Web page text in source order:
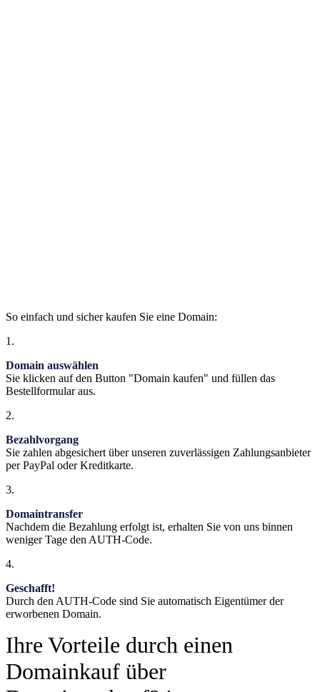
So einfach und sicher kaufen Sie eine Domain:
1.
Domain auswählen
Sie klicken auf den Button "Domain kaufen" und füllen das
Bestellformular aus.
2.
Bezahlvorgang
Sie zahlen abgesichert über unseren zuverlässigen Zahlungsanbieter
per PayPal oder Kreditkarte.
3.
Domaintransfer
Nachdem die Bezahlung erfolgt ist, erhalten Sie von uns binnen
weniger Tage den AUTH-Code.
4.
Geschafft!
Durch den AUTH-Code sind Sie automatisch Eigentümer der
erworbenen Domain.
Ihre Vorteile durch einen
Domainkauf über